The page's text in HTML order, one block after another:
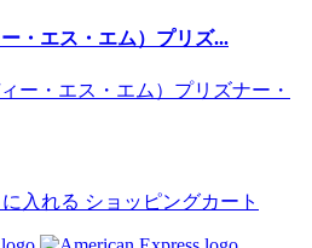
・エス・エム）プリズ...
入れる ショッピングカート